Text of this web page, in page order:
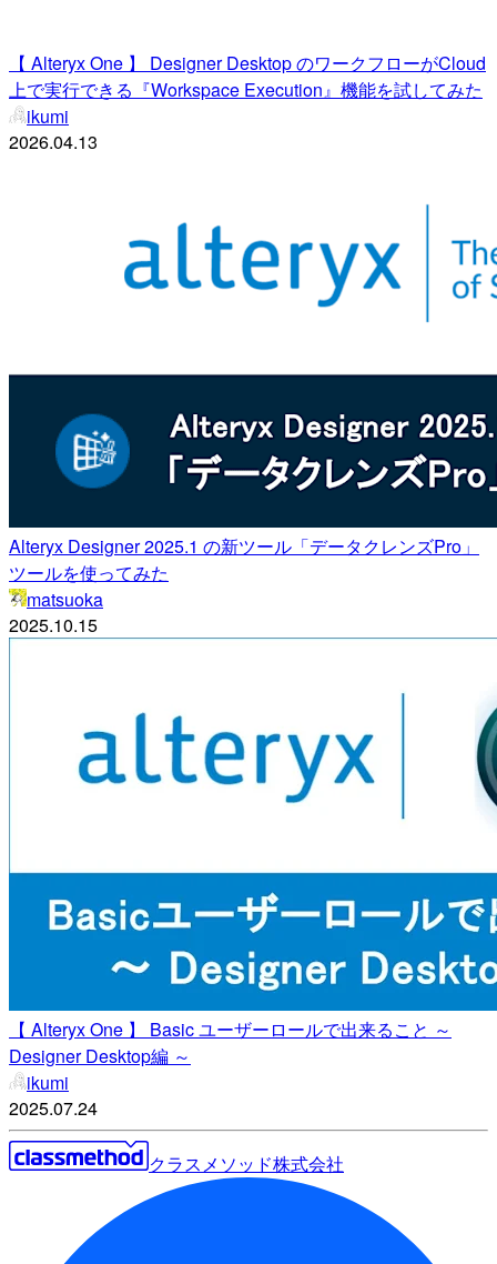
【 Alteryx One 】 Designer Desktop のワークフローがCloud
上で実行できる『Workspace Execution』機能を試してみた
ikumi
2026.04.13
Alteryx Designer 2025.1 の新ツール「データクレンズPro」
ツールを使ってみた
matsuoka
2025.10.15
【 Alteryx One 】 Basic ユーザーロールで出来ること ～
Designer Desktop編 ～
ikumi
2025.07.24
クラスメソッド株式会社